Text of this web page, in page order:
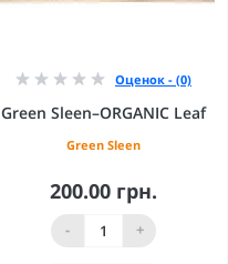
Оценок - (0)
Green Sleen–ORGANIC Leaf
Green Sleen
200.00 грн.
- +